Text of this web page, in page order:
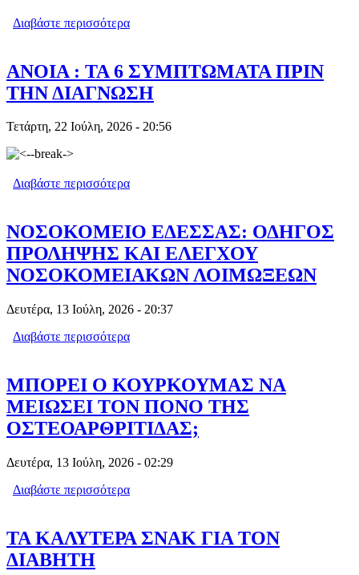
Διαβάστε περισσότερα
ΑΝΟΙΑ : ΤΑ 6 ΣΥΜΠTΩΜΑΤΑ ΠΡΙΝ
ΤΗΝ ΔΙΑΓΝΩΣΗ
Τετάρτη, 22 Ιούλη, 2026 - 20:56
Διαβάστε περισσότερα
ΝΟΣΟΚΟΜΕΙΟ ΕΔΕΣΣΑΣ: ΟΔΗΓΟΣ
ΠΡΟΛΗΨΗΣ ΚΑΙ ΕΛΕΓΧΟΥ
ΝΟΣΟΚΟΜΕΙΑΚΩΝ ΛΟΙΜΩΞΕΩΝ
Δευτέρα, 13 Ιούλη, 2026 - 20:37
Διαβάστε περισσότερα
ΜΠΟΡΕΙ Ο ΚΟΥΡΚΟΥΜΑΣ ΝΑ
ΜΕΙΩΣΕΙ ΤΟΝ ΠΟΝΟ ΤΗΣ
ΟΣΤΕΟΑΡΘΡΙΤΙΔΑΣ;
Δευτέρα, 13 Ιούλη, 2026 - 02:29
Διαβάστε περισσότερα
ΤΑ ΚΑΛΥΤΕΡΑ ΣΝΑΚ ΓΙΑ ΤΟΝ
ΔΙΑΒΗΤΗ